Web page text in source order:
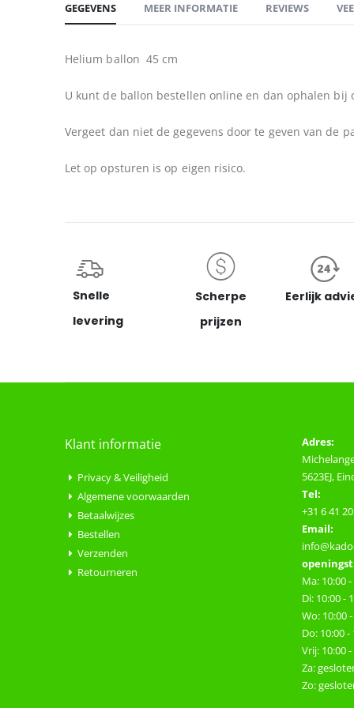
begin
gallerij
GEGEVENS
Helium ballon 45 cm
U kunt de ballon bestellen online en dan ophalen
Vergeet dan niet de gegevens door te geven van de
Let op opsturen is op eigen risico.
MEER INFORMATIE REVIEWS
Snelle
levering
Scherpe
prijzen
Eerlijk
Klant informatie
Privacy & Veiligheid
Algemene voorwaarden
Betaalwijzes
Bestellen
Verzenden
Retourneren
Adres:
5623EJ,
Tel:
+31 6 41
Email:
Ma: 10:00
Di: 10:00 -
Wo: 10:00
Do: 10:00 -
Vrij: 10:00
Za:
Zo: